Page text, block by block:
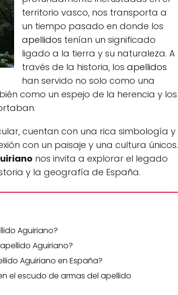
territorio vasco, nos transporta a
un tiempo pasado en donde los
apellidos tenían un significado
ligado a la tierra y su naturaleza. A
través de la historia, los apellidos
han servido no solo como una
como un espejo de la herencia y los
cuentan con una rica simbología y
con un paisaje y una cultura únicos.
nos invita a explorar el legado
y la geografía de España.
Aguiriano?
Aguiriano?
Aguiriano en España?
el escudo de armas del apellido